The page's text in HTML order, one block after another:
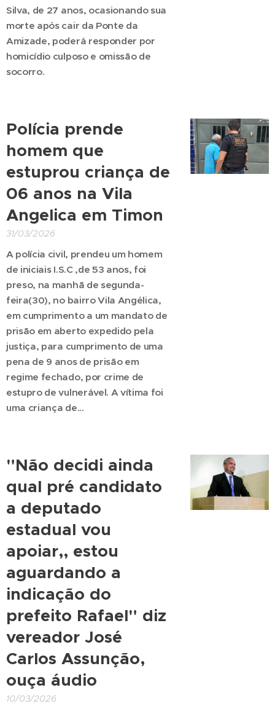
Silva, de 27 anos, ocasionando sua
morte após cair da Ponte da
Amizade, poderá responder por
homicídio culposo e omissão de
socorro.
Polícia prende
homem que
estuprou criança de
06 anos na Vila
Angelica em Timon
31/03/2026
A polícia civil, prendeu um homem
de iniciais I.S.C ,de 53 anos, foi
preso, na manhã de segunda-
feira(30), no bairro Vila Angélica,
em cumprimento a um mandato de
prisão em aberto expedido pela
justiça, para cumprimento de uma
pena de 9 anos de prisão em
regime fechado, por crime de
estupro de vulnerável. A vítima foi
uma criança de...
"Não decidi ainda
qual pré candidato
a deputado
estadual vou
apoiar,, estou
aguardando a
indicação do
prefeito Rafael" diz
vereador José
Carlos Assunção,
ouça áudio
10/03/2026